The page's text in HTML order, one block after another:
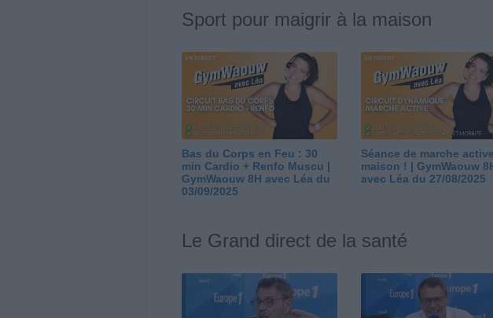
Sport pour maigrir à la maison
Bas du Corps en Feu : 30
min Cardio + Renfo Muscu |
GymWaouw 8H avec Léa du
03/09/2025
Séance de marche
maison ! | GymWaouw
avec Léa du 27/08/2025
Le Grand direct de la santé